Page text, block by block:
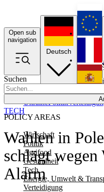
Open sub
navigation
Suchen
POLICY AREAS
Wirtschaft
Politik
Agrifood
Gesundheit
Tech
Energie, Umwelt &
Verteidigung
UkrainePolitik
Deutsch
Wahlen in
schlägt
Alarm
TECH